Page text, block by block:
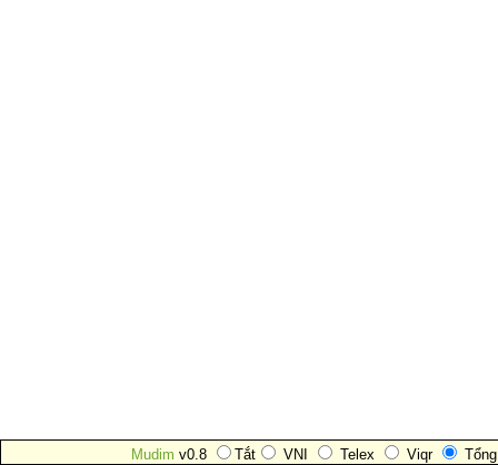
Mudim v0.8 Tắt VNI Telex Viqr